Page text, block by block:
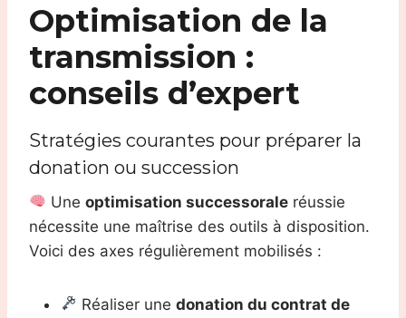
Optimisation de la
transmission :
conseils d’expert
Stratégies courantes pour préparer la
donation ou succession
Uneoptimisation successorale réussie
nécessite une maîtrise des outils à disposition.
Voici des axes régulièrement mobilisés :
Réaliser unedonation du contrat de